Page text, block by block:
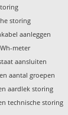
storing
aanleggen
meter
aansluiten
aantal groepen
aardlek storing
technische storing